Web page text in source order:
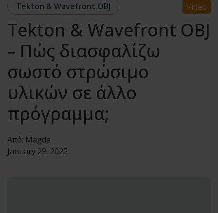
Tekton & Wavefront OBJ Video
Tekton & Wavefront OBJ
– Πώς διασφαλίζω
σωστό στρώσιμο
υλικών σε άλλο
πρόγραμμα;
Από: Magda
January 29, 2025